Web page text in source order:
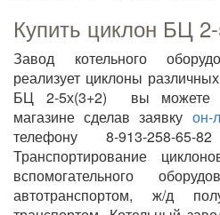
Купить циклон БЦ
Завод котельного
реализует циклоны
БЦ 2-5х(3+2) вы можете
магазине сделав заявку он-
телефону 8-913-258-
Транспортирование
вспомогательного
автотранспортом, ж/д